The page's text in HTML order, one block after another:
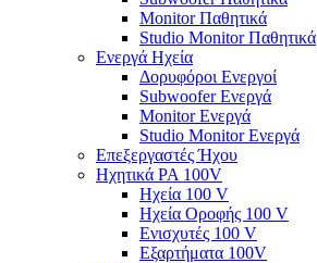
Monitor Παθητικά
Studio Monitor Παθητικά
Ενεργά Ηχεία
Δορυφόροι Ενεργοί
Subwoofer Ενεργά
Monitor Ενεργά
Studio Monitor Ενεργά
Επεξεργαστές Ήχου
Ηχητικά PA 100V
Ηχεία 100 V
Ηχεία Οροφής 100 V
Ενισχυτές 100 V
Εξαρτήματα 100V